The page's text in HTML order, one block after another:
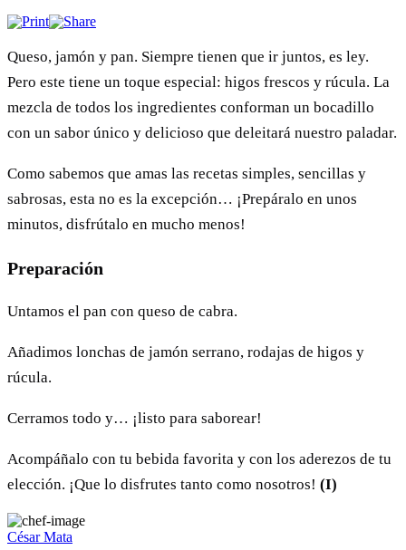
Queso, jamón y pan. Siempre tienen que ir juntos, es ley.
Pero este tiene un toque especial: higos frescos y rúcula. La
mezcla de todos los ingredientes conforman un bocadillo
con un sabor único y delicioso que deleitará nuestro paladar.
Como sabemos que amas las recetas simples, sencillas y
sabrosas, esta no es la excepción… ¡Prepáralo en unos
minutos, disfrútalo en mucho menos!
Preparación
Untamos el pan con queso de cabra.
Añadimos lonchas de jamón serrano, rodajas de higos y
rúcula.
Cerramos todo y… ¡listo para saborear!
Acompáñalo con tu bebida favorita y con los aderezos de tu
elección. ¡Que lo disfrutes tanto como nosotros! (I)
César Mata